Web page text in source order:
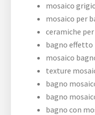
mosaico
mosaico per
ceramiche
bagno effetto
mosaico
texture
bagno
bagno
bagno con